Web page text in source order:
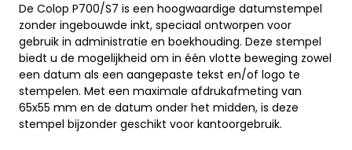
De Colop P700/S7 is een hoogwaardige datumstempel
zonder ingebouwde inkt, speciaal ontworpen voor
gebruik in administratie en boekhouding. Deze stempel
biedt u de mogelijkheid om in één vlotte beweging zowel
een datum als een aangepaste tekst en/of logo te
stempelen. Met een maximale afdrukafmeting van
65x55 mm en de datum onder het midden, is deze
stempel bijzonder geschikt voor kantoorgebruik.